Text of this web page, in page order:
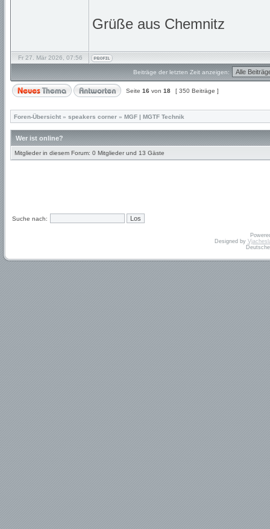
Grüße aus Chemnitz
Fr 27. Mär 2026, 07:56
Beiträge der letzten Zeit anzeigen:
Seite 16 von 18 [ 350 Beiträge ]
Foren-Übersicht » speakers corner » MGF | MGTF Technik
Wer ist online?
Mitglieder in diesem Forum: 0 Mitglieder und 13 Gäste
Suche nach:
Designed by